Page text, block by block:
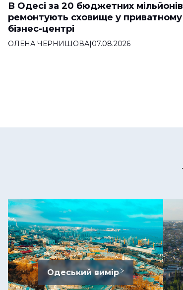
В Одесі за 20 бюджетних мільйонів
ремонтують сховище у приватному
бізнес-центрі
ОЛЕНА ЧЕРНИШОВА 07.08.2026
Одеський вимір